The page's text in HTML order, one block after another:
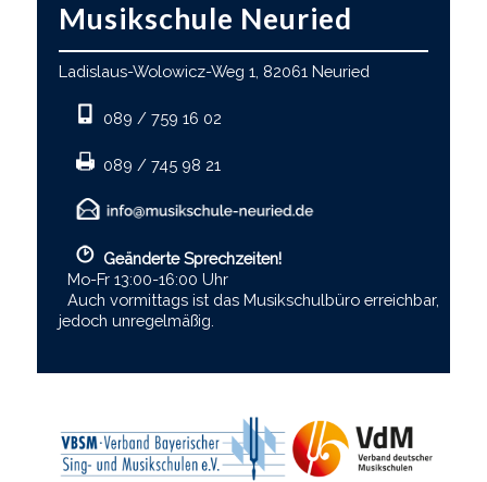
Musikschule Neuried
Ladislaus-Wolowicz-Weg 1, 82061 Neuried
089 / 759 16 02
089 / 745 98 21
Geänderte Sprechzeiten!
Mo-Fr 13:00-16:00 Uhr
Auch vormittags ist das Musikschulbüro erreichbar,
jedoch unregelmäßig.